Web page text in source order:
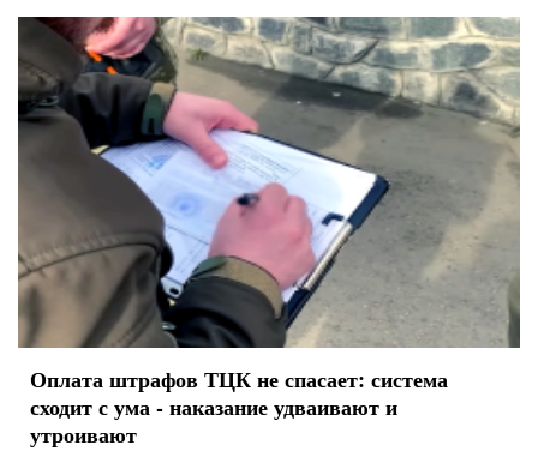
Оплата штрафов ТЦК не спасает: система
сходит с ума - наказание удваивают и
утроивают